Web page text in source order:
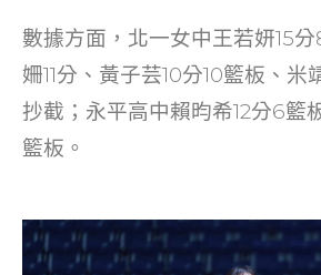
數據方面，北一女中王若妍15
姍11分、黃子芸10分10籃板、米
抄截；永平高中賴昀希12分6籃
籃板。